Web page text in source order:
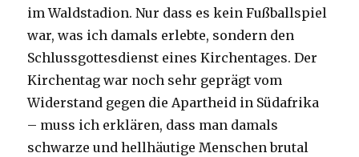
im Waldstadion. Nur dass es kein Fußballspiel
war, was ich damals erlebte, sondern den
Schlussgottesdienst eines Kirchentages. Der
Kirchentag war noch sehr geprägt vom
Widerstand gegen die Apartheid in Südafrika
– muss ich erklären, dass man damals
schwarze und hellhäutige Menschen brutal